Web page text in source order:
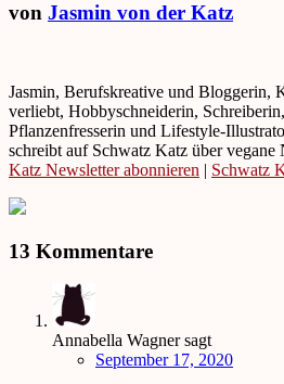
von Jasmin von der Katz
Jasmin, Berufskreative und Bloggerin,
verliebt, Hobbyschneiderin,
Pflanzenfresserin und Lifestyle-
schreibt auf Schwatz Katz über vegane
Katz Newsletter abonnieren | Schwatz
13 Kommentare
Annabella Wagnersagt
September 17, 2020